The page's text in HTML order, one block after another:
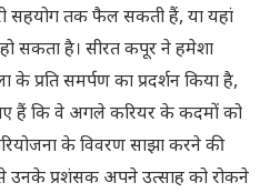
सहयोग तक फैल सकती हैं, या यहां
हो सकता है। सीरत कपूर ने हमेशा
समर्पण का प्रदर्शन किया है,
हैं कि वे अगले करियर के कदमों को
के विवरण साझा करने की
उनके प्रशंसक अपने उत्साह को रोकने